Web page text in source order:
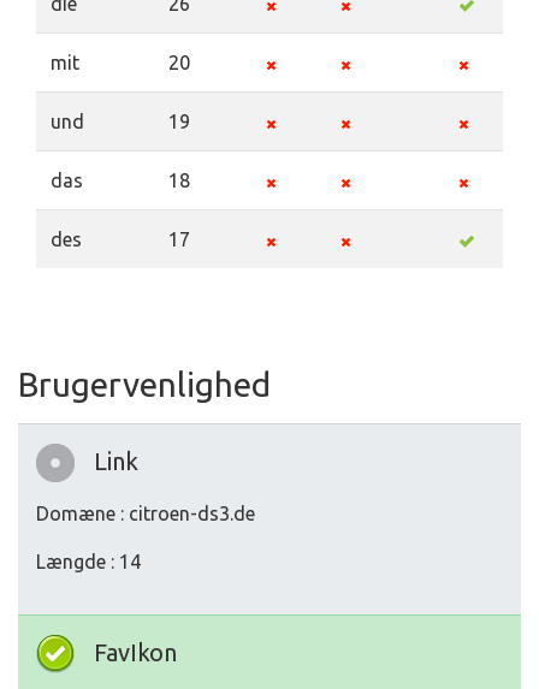
mit 20
und 19
das 18
des 17
Brugervenlighed
Link
Domæne : citroen-ds3.de
Længde : 14
FavIkon